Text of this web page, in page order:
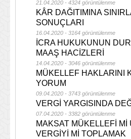
21.04.2020 - 4324 görüntülenme
KÂR DAĞITIMINA
SONUÇLARI
16.04.2020 - 3164 görüntülenme
İCRA HUKUKUNUN
MAAŞ HACİZLERİ
14.04.2020 - 3046 görüntülenme
MÜKELLEF HAKLARINI
YORUM
09.04.2020 - 3743 görüntülenme
VERGİ YARGISINDA
07.04.2020 - 3382 görüntülenme
MAKSAT MÜKELLEFİ Mİ
VERGİYİ Mİ TOPLAMAK